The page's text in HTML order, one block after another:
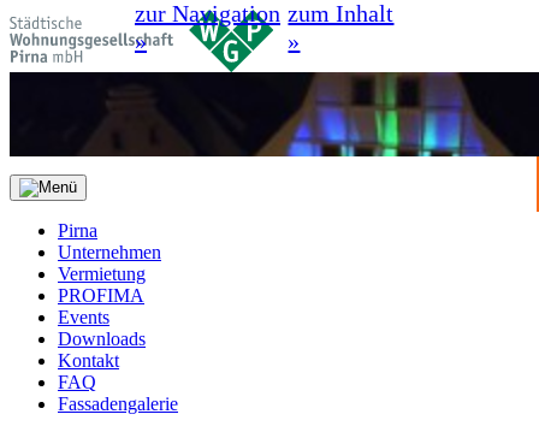
zur Navigation
»
zum Inhalt
»
Pirna
Unternehmen
Vermietung
PROFIMA
Events
Downloads
Kontakt
FAQ
Fassadengalerie